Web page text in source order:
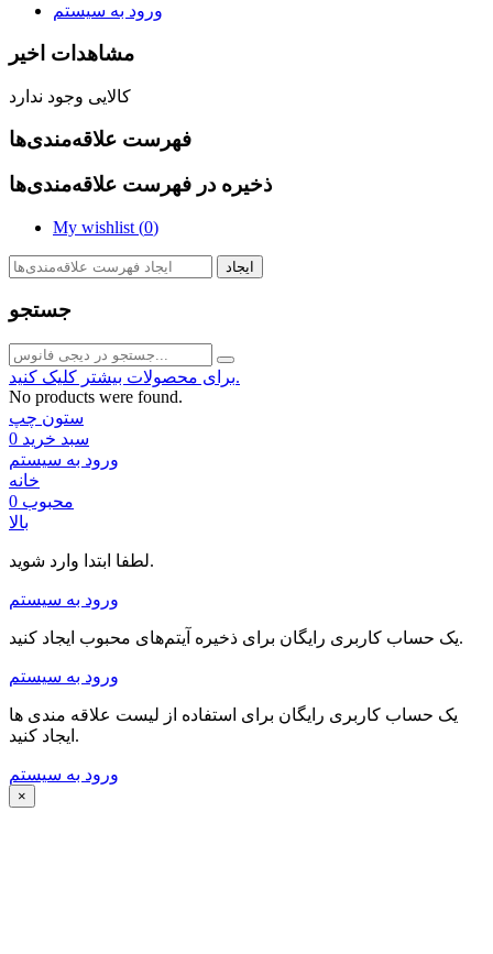
ورود به سیستم
مشاهدات اخیر
کالایی وجود ندارد
فهرست علاقه‌مندی‌ها
ذخیره در فهرست علاقه‌مندی‌ها
My wishlist (0)
ایجاد
جستجو
برای محصولات بیشتر کلیک کنید.
No products were found.
ستون چپ
سبد خرید 0
ورود به سیستم
خانه
محبوب 0
بالا
لطفا ابتدا وارد شوید.
ورود به سیستم
یک حساب کاربری رایگان برای ذخیره آیتم‌های محبوب ایجاد کنید.
ورود به سیستم
یک حساب کاربری رایگان برای استفاده از لیست علاقه مندی ها
ایجاد کنید.
ورود به سیستم
×